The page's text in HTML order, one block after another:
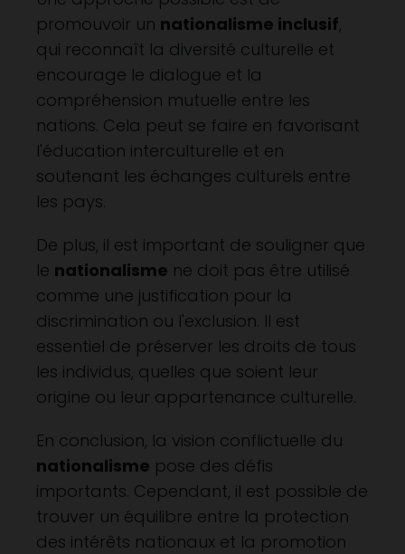
promouvoir un nationalisme inclusif,
qui reconnaît la diversité culturelle et
encourage le dialogue et la
compréhension mutuelle entre les
nations. Cela peut se faire en favorisant
l'éducation interculturelle et en
soutenant les échanges culturels entre
les pays.
De plus, il est important de souligner que
le nationalisme ne doit pas être utilisé
comme une justification pour la
discrimination ou l'exclusion. Il est
essentiel de préserver les droits de tous
les individus, quelles que soient leur
origine ou leur appartenance culturelle.
En conclusion, la vision conflictuelle du
nationalisme pose des défis
importants. Cependant, il est possible de
trouver un équilibre entre la protection
des intérêts nationaux et la promotion